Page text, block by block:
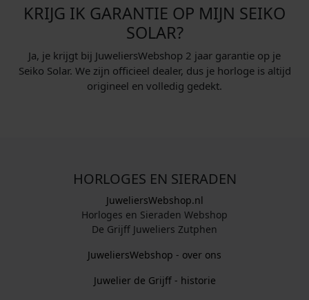
KRIJG IK GARANTIE OP MIJN SEIKO
SOLAR?
Ja, je krijgt bij JuweliersWebshop 2 jaar garantie op je
Seiko Solar. We zijn officieel dealer, dus je horloge is altijd
origineel en volledig gedekt.
HORLOGES EN SIERADEN
JuweliersWebshop.nl
Horloges en Sieraden Webshop
De Grijff Juweliers Zutphen
JuweliersWebshop - over ons
Juwelier de Grijff - historie